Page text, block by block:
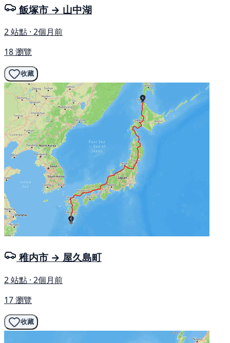
飯塚市 → 山中湖
2 站點 · 2個月前
18 瀏覽
收藏
稚内市 → 屋久島町
2 站點 · 2個月前
17 瀏覽
收藏